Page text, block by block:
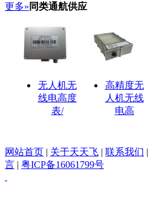
更多» 同类通航供应
无人机无
线电高度
表/
高精度无
人机无线
电高
网站首页 | 关于天天飞 | 联系我们 |
言 | 粤ICP备16061799号